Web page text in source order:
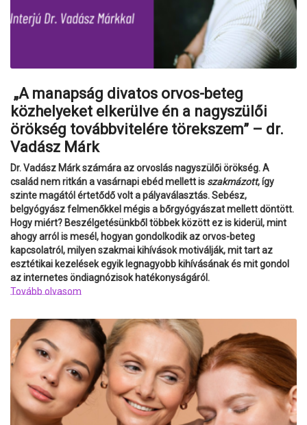
„A manapság divatos orvos-beteg
közhelyeket elkerülve én a nagyszülői
örökség továbbvitelére törekszem” – dr.
Vadász Márk
Dr. Vadász Márk számára az orvoslás nagyszülői örökség. A
család nem ritkán a vasárnapi ebéd mellett is szakmázott, így
szinte magától értetődő volt a pályaválasztás. Sebész,
belgyógyász felmenőkkel mégis a bőrgyógyászat mellett döntött.
Hogy miért? Beszélgetésünkből többek között ez is kiderül, mint
ahogy arról is mesél, hogyan gondolkodik az orvos-beteg
kapcsolatról, milyen szakmai kihívások motiválják, mit tart az
esztétikai kezelések egyik legnagyobb kihívásának és mit gondol
az internetes öndiagnózisok hatékonyságáról.
Tovább olvasom